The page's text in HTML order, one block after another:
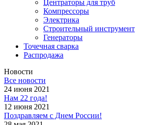
Центраторы для труб
Компрессоры
Электрика
Строительный инструмент
Генераторы
Точечная сварка
Распродажа
Новости
Все новости
24 июня 2021
Нам 22 года!
12 июня 2021
Поздравляем с Днем России!